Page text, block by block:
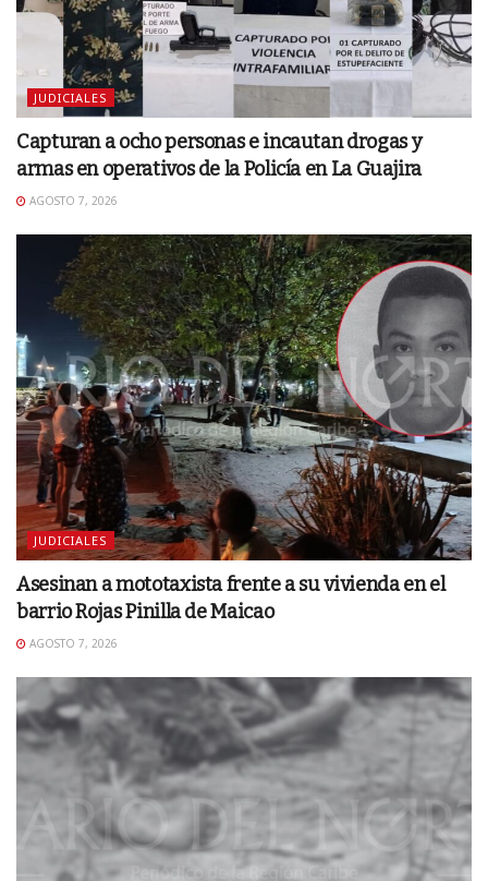
JUDICIALES
Capturan a ocho personas e incautan drogas y
armas en operativos de la Policía en La Guajira
AGOSTO 7, 2026
JUDICIALES
Asesinan a mototaxista frente a su vivienda en el
barrio Rojas Pinilla de Maicao
AGOSTO 7, 2026